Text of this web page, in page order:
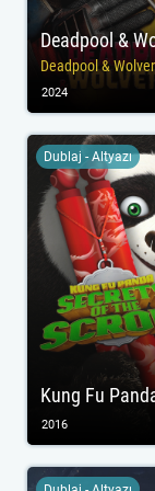
Deadpool &
Deadpool &
2024
Dublaj - Altyazı
2016